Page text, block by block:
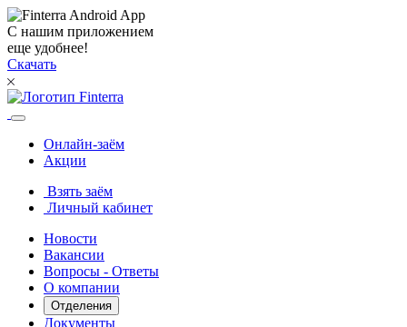
С нашим приложением
еще удобнее!
Скачать
Онлайн-заём
Акции
Взять заём
Личный кабинет
Новости
Вакансии
Вопросы - Ответы
О компании
Отделения
Документы